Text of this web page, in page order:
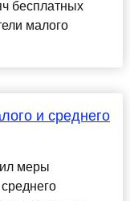
бесплатных
малого
и среднего
меры